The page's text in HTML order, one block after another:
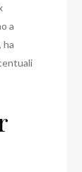
a
ha